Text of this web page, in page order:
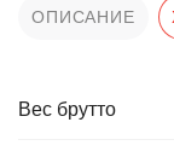
ОПИСАНИЕ
Вес брутто